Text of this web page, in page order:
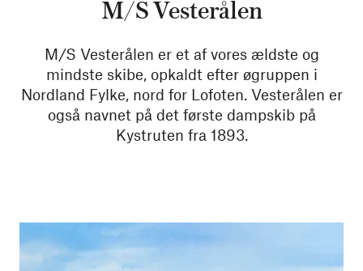
M/S Vesterålen
M/S Vesterålen er et af vores ældste og
mindste skibe, opkaldt efter øgruppen i
Nordland Fylke, nord for Lofoten. Vesterålen er
også navnet på det første dampskib på
Kystruten fra 1893.